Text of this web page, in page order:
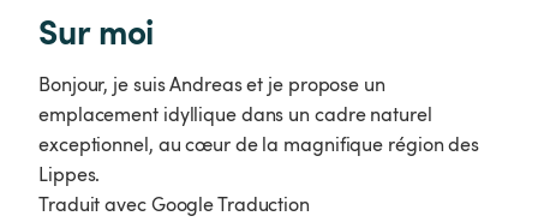
Sur moi
Bonjour, je suis Andreas et je propose un
emplacement idyllique dans un cadre naturel
exceptionnel, au cœur de la magnifique région des
Lippes.
Traduit avec Google Traduction